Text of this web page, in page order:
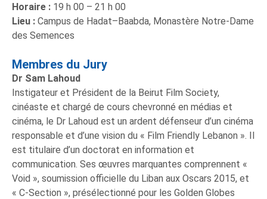
Horaire : 19 h 00 – 21 h 00
Lieu : Campus de Hadat–Baabda, Monastère Notre-Dame
des Semences
Membres du Jury
Dr Sam Lahoud
Instigateur et Président de la Beirut Film Society,
cinéaste et chargé de cours chevronné en médias et
cinéma, le Dr Lahoud est un ardent défenseur d’un cinéma
responsable et d’une vision du « Film Friendly Lebanon ». Il
est titulaire d’un doctorat en information et
communication. Ses œuvres marquantes comprennent «
Void », soumission officielle du Liban aux Oscars 2015, et
« C-Section », présélectionné pour les Golden Globes